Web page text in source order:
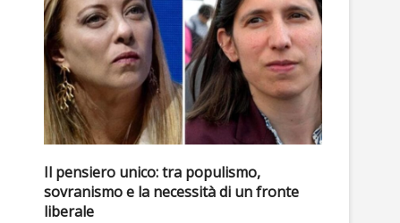
Il pensiero unico: tra populismo,
sovranismo e la necessità di un fronte
liberale